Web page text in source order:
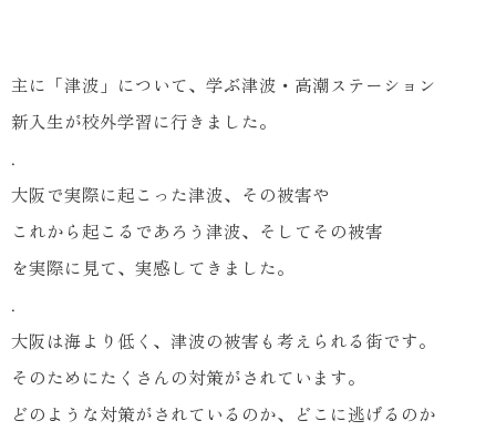
主に「津波」について、学ぶ津波・高潮ステーション
新入生が校外学習に行きました。
.
大阪で実際に起こった津波、その被害や
これから起こるであろう津波、そしてその被害
を実際に見て、実感してきました。
.
大阪は海より低く、津波の被害も考えられる街です。
そのためにたくさんの対策がされています。
どのような対策がされているのか、どこに逃げるのか